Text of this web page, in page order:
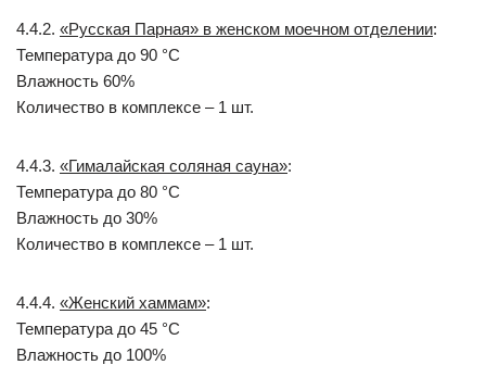
4.4.2. «Русская Парная» в женском моечном отделении:
Температура до 90 °С
Влажность 60%
Количество в комплексе – 1 шт.
4.4.3. «Гималайская соляная сауна»:
Температура до 80 °С
Влажность до 30%
Количество в комплексе – 1 шт.
4.4.4. «Женский хаммам»:
Температура до 45 °С
Влажность до 100%